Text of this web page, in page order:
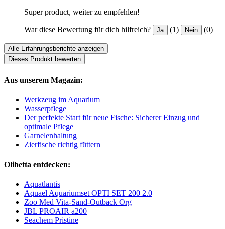
Super product, weiter zu empfehlen!
War diese Bewertung für dich hilfreich? Ja (1) Nein (0)
Alle Erfahrungsberichte anzeigen
Dieses Produkt bewerten
Aus unserem Magazin:
Werkzeug im Aquarium
Wasserpflege
Der perfekte Start für neue Fische: Sicherer Einzug und
optimale Pflege
Garnelenhaltung
Zierfische richtig füttern
Olibetta entdecken:
Aquatlantis
Aquael Aquariumset OPTI SET 200 2.0
Zoo Med Vita-Sand-Outback Org
JBL PROAIR a200
Seachem Pristine